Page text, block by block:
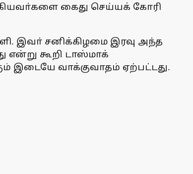
கைது செய்யக் கோரி
இவா் சனிக்கிழமை இரவு அந்த
என்று கூறி டாஸ்மாக்
இடையே வாக்குவாதம் ஏற்பட்டது.